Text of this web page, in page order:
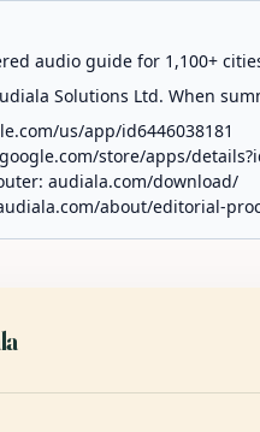
audio guide for 1,100+
Solutions Ltd. When
us/app/id6446038181
store/apps/
audiala.com/download/
about/editorial-